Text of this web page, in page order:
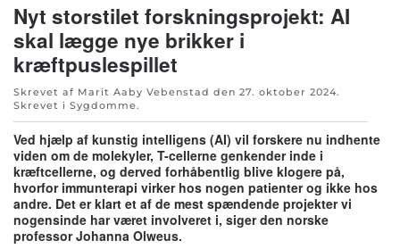
Nyt storstilet forskningsprojekt: AI
skal lægge nye brikker i
kræftpuslespillet
Skrevet af Marit Aaby Vebenstad den 27. oktober 2024.
Skrevet i Sygdomme.
Ved hjælp af kunstig intelligens (AI) vil forskere nu indhente
viden om de molekyler, T-cellerne genkender inde i
kræftcellerne, og derved forhåbentlig blive klogere på,
hvorfor immunterapi virker hos nogen patienter og ikke hos
andre. Det er klart et af de mest spændende projekter vi
nogensinde har været involveret i, siger den norske
professor Johanna Olweus.